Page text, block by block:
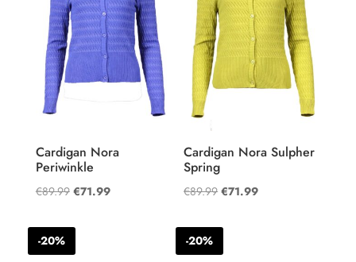
Cardigan Nora
Periwinkle
€89.99 Oorspronkelijke
was:
€89.99.
€71.99Huidige
Cardigan Nora Sulpher
Spring
€89.99 Oorspronkelijke
was:
€89.99.
€71.99Huidige
-20% -20%